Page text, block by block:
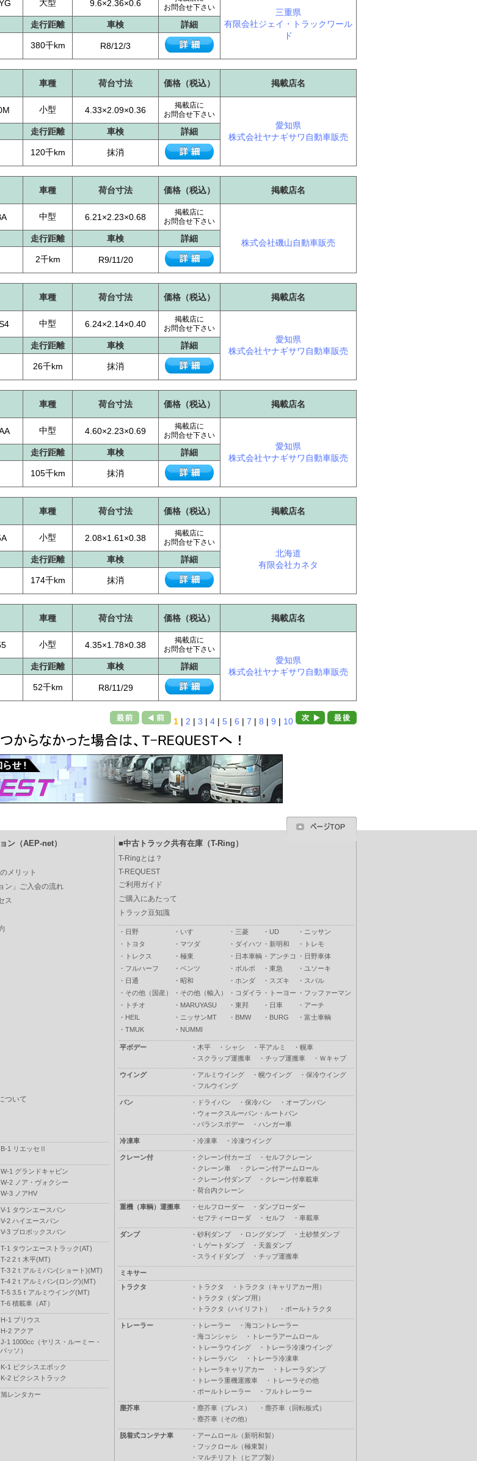
大型 9.6×2.36×0.6
お問合せ下さい
三重県
有限会社ジェイ・トラックワール
ド
走行距離 車検 詳細
380千km R8/12/3
車種 荷台寸法 価格（税込） 掲載店名
小型 4.33×2.09×0.36
掲載店に
お問合せ下さい
愛知県
株式会社ヤナギサワ自動車販売
走行距離 車検 詳細
120千km 抹消
車種 荷台寸法 価格（税込） 掲載店名
中型 6.21×2.23×0.68
掲載店に
お問合せ下さい
株式会社磯山自動車販売
走行距離 車検 詳細
2千km R9/11/20
車種 荷台寸法 価格（税込） 掲載店名
中型 6.24×2.14×0.40
掲載店に
お問合せ下さい
愛知県
株式会社ヤナギサワ自動車販売
走行距離 車検 詳細
26千km 抹消
車種 荷台寸法 価格（税込） 掲載店名
中型 4.60×2.23×0.69
掲載店に
お問合せ下さい
愛知県
株式会社ヤナギサワ自動車販売
走行距離 車検 詳細
105千km 抹消
車種 荷台寸法 価格（税込） 掲載店名
小型 2.08×1.61×0.38
掲載店に
お問合せ下さい
北海道
有限会社カネタ
走行距離 車検 詳細
174千km 抹消
車種 荷台寸法 価格（税込） 掲載店名
小型 4.35×1.78×0.38
掲載店に
お問合せ下さい
愛知県
株式会社ヤナギサワ自動車販売
走行距離 車検 詳細
52千km R8/11/29
1 | 2 | 3 | 4 | 5 | 6 | 7 | 8 | 9 | 10
ン（AEP-net） ■中古トラック共有在庫（T-Ring）
メリット
ン」ご入会の流れ
ス
T-Ringとは？
T-REQUEST
ご利用ガイド
ご購入にあたって
トラック豆知識
・ 日野 ・ いすゞ ・ 三菱 ・ UD ・ ニッサン
・
トヨタ ・ マツダ ・ ダイハツ ・ 新明和 ・
トレモ
・
トレクス ・ 極東 ・ 日本車輌 ・ アンチコ ・ 日野車体
・ フルハーフ ・ ベンツ ・ ボルボ ・ 東急 ・ ユソーキ
・ 日通 ・ 昭和 ・ ホンダ ・ スズキ ・ スバル
・ その他（国産） ・ その他（輸入） ・ コダイラ ・ トーヨー ・ フッファーマン
・
トチオ ・ MARUYASU ・ 東邦 ・ 日車 ・ アーチ
・ HEIL ・ ニッサンMT ・ BMW ・ BURG ・ 富士車輌
・ TMUK ・ NUMMI
平ボデー ・ 木平 ・ シャシ ・ 平アルミ ・ 幌車
・ スクラップ運搬車 ・ チップ運搬車 ・ Ｗキャブ
ウイング ・ アルミウイング ・ 幌ウイング ・ 保冷ウイング
・ フルウイング
バン ・ ドライバン ・ 保冷バン ・ オープンバン
・ ウォークスルーバン・ルートバン
・ バランスボデー ・ ハンガー車
冷凍車 ・ 冷凍車 ・ 冷凍ウイング
クレーン付 ・ クレーン付カーゴ ・ セルフクレーン
・ クレーン車 ・ クレーン付アームロール
・ クレーン付ダンプ ・ クレーン付車載車
・ 荷台内クレーン
重機（車輌）運搬車 ・ セルフローダー ・ ダンプローダー
・ セフティーローダ ・ セルフ ・ 車載車
ダンプ ・ 砂利ダンプ ・ ロングダンプ ・ 土砂禁ダンプ
・ Ｌゲートダンプ ・ 天蓋ダンプ
・ スライドダンプ ・ チップ運搬車
ミキサー
トラクタ
・ トラクタ ・
トラクタ（キャリアカー用）
・
トラクタ（ダンプ用）
・
トラクタ（ハイリフト） ・ ポールトラクタ
トレーラー ・ トレーラー ・ 海コントレーラー
・ 海コンシャシ ・
トレーラアームロール
・
トレーラウイング ・
トレーラ冷凍ウイング
・
トレーラバン ・
トレーラ冷凍車
・
トレーラキャリアカー ・
トレーラダンプ
・
トレーラ重機運搬車 ・
トレーラその他
・ ポールトレーラー ・ フルトレーラー
塵芥車 ・ 塵芥車（プレス） ・ 塵芥車（回転板式）
・ 塵芥車（その他）
脱着式コンテナ車 ・ アームロール（新明和製）
・ フックロール（極東製）
・ マルチリフト（ヒアブ製）
ついて
B-1 リエッセⅡ
W-1 グランドキャビン
W-2 ノア・ヴォクシー
W-3 ノアHV
V-1 タウンエースバン
V-2 ハイエースバン
V-3 プロボックスバン
T-1 タウンエーストラック(AT)
T-2 2ｔ木平(MT)
T-3 2ｔアルミバン(ショート)(MT)
T-4 2ｔアルミバン(ロング)(MT)
T-5 3.5ｔアルミウイング(MT)
T-6 積載車（AT）
H-1 プリウス
H-2 アクア
J-1 1000cc（ヤリス・ルーミー・
パッソ）
K-1 ピクシスエポック
K-2 ピクシストラック
旭レンタカー